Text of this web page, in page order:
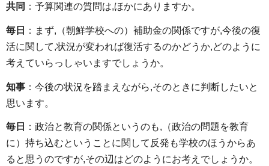
共同 ：予算関連の質問は,ほかにありますか。
毎日
：まず,（朝鮮学校への）補助金の関係ですが,今後の復
活に関して,状況が変われば復活するのかどうか,どのように
考えていらっしゃいますでしょうか。
知事 ：今後の状況を踏まえながら,そのときに判断したいと
思います。
毎日
：政治と教育の関係というのも,（政治の問題を教育
に）持ち込むということに関して反発も学校のほうからあ
ると思うのですが,その辺はどのようにお考えでしょうか。